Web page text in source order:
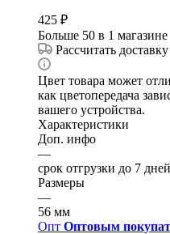
425 ₽
Больше 50 в 1 магазине
Рассчитать доставку
Цвет товара может
как цветопередача
вашего устройства.
Характеристики
Доп. инфо
—
срок отгрузки до 7 дней
Размеры
—
56 мм
Опт Оптовым